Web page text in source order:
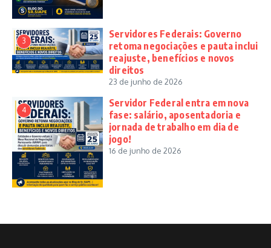
3
Servidores Federais: Governo
retoma negociações e pauta inclui
reajuste, benefícios e novos
direitos
23 de junho de 2026
4
Servidor Federal entra em nova
fase: salário, aposentadoria e
jornada de trabalho em dia de
jogo!
16 de junho de 2026